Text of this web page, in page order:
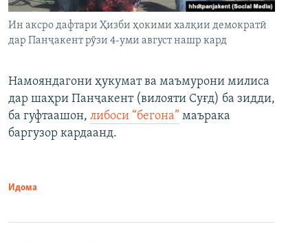
Ин аксро дафтари Ҳизби ҳокими халқии демократӣ
дар Панҷакент рӯзи 4-уми август нашр кард
Намояндагони ҳукумат ва маъмурони милиса
дар шаҳри Панҷакент (вилояти Суғд) ба зидди,
ба гуфтаашон, либоси “бегона” маърака
баргузор кардаанд.
Идома